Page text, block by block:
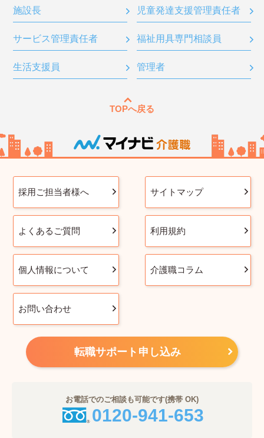
施設長 児童発達支援管理責任者
サービス管理責任者 福祉用具専門相談員
生活支援員 管理者
TOPへ戻る
採用ご担当者様へ サイトマップ
よくあるご質問 利用規約
個人情報について 介護職コラム
お問い合わせ
転職サポート申し込み
お電話でのご相談も可能です(携帯 OK)
0120-941-653